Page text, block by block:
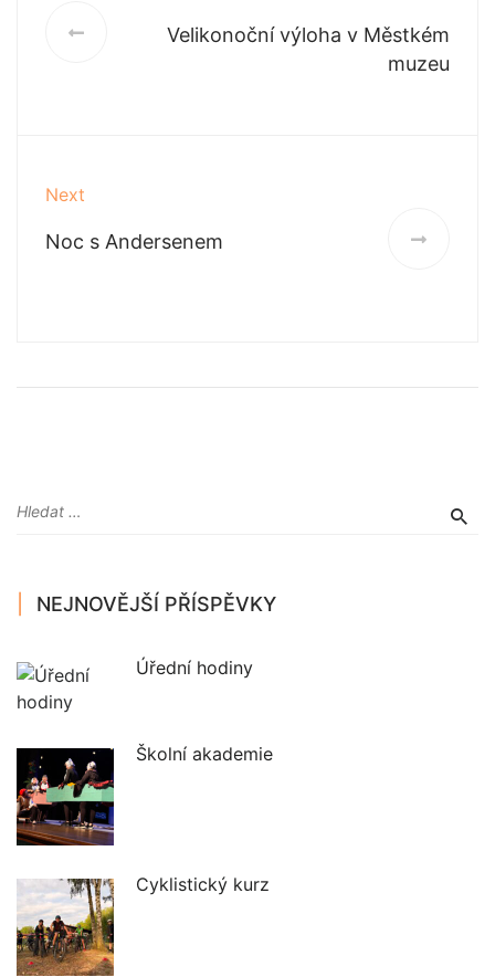
Velikonoční výloha v Městkém
muzeu
Next
Noc s Andersenem
NEJNOVĚJŠÍ PŘÍSPĚVKY
Úřední hodiny
Školní akademie
Cyklistický kurz